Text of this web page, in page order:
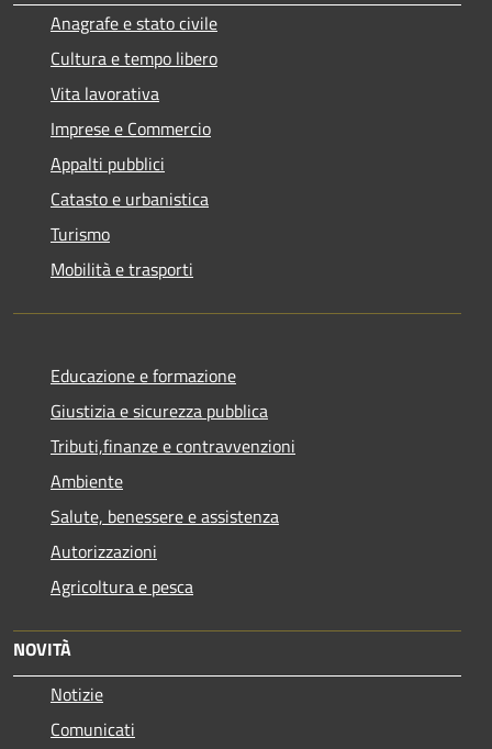
Anagrafe e stato civile
Cultura e tempo libero
Vita lavorativa
Imprese e Commercio
Appalti pubblici
Catasto e urbanistica
Turismo
Mobilità e trasporti
Educazione e formazione
Giustizia e sicurezza pubblica
Tributi,finanze e contravvenzioni
Ambiente
Salute, benessere e assistenza
Autorizzazioni
Agricoltura e pesca
NOVITÀ
Notizie
Comunicati